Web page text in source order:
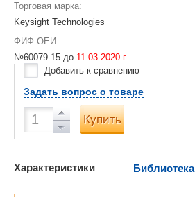
Торговая марка:
Keysight Technologies
ФИФ ОЕИ:
№60079-15 до 11.03.2020 г.
Добавить к сравнению
Задать вопрос о товаре
Купить
Характеристики Библиотека